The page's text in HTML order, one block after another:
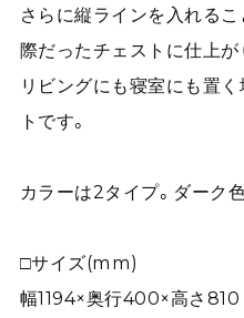
さらに縦ラインを入れる
際だったチェストに仕上が
リビングにも寝室にも置
トです。
カラーは2タイプ。ダーク
□サイズ(mm)
幅1194×奥行400×高さ810